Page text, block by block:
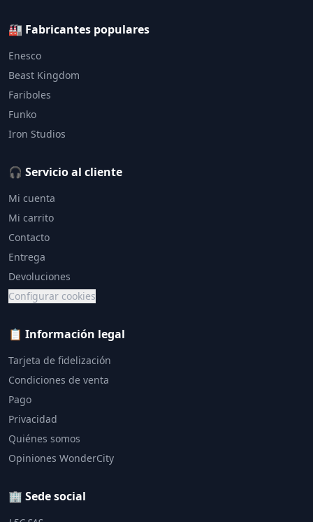
🏭 Fabricantes populares
Enesco
Beast Kingdom
Fariboles
Funko
Iron Studios
🎧 Servicio al cliente
Mi cuenta
Mi carrito
Contacto
Entrega
Devoluciones
Configurar cookies
📋 Información legal
Tarjeta de fidelización
Condiciones de venta
Pago
Privacidad
Quiénes somos
Opiniones WonderCity
🏢 Sede social